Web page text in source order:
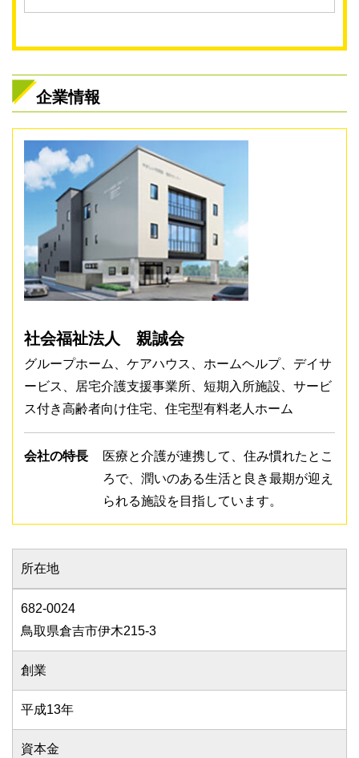
企業情報
社会福祉法人 親誠会
グループホーム、ケアハウス、ホームヘルプ、デイサ
ービス、居宅介護支援事業所、短期入所施設、サービ
ス付き高齢者向け住宅、住宅型有料老人ホーム
会社の特長
医療と介護が連携して、住み慣れたとこ
ろで、潤いのある生活と良き最期が迎え
られる施設を目指しています。
所在地
682-0024
鳥取県倉吉市伊木215-3
創業
平成13年
資本金